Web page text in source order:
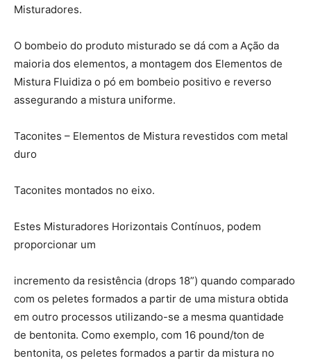
Misturadores.
O bombeio do produto misturado se dá com a Ação da
maioria dos elementos, a montagem dos Elementos de
Mistura Fluidiza o pó em bombeio positivo e reverso
assegurando a mistura uniforme.
Taconites – Elementos de Mistura revestidos com metal
duro
Taconites montados no eixo.
Estes Misturadores Horizontais Contínuos, podem
proporcionar um
incremento da resistência (drops 18”) quando comparado
com os peletes formados a partir de uma mistura obtida
em outro processos utilizando-se a mesma quantidade
de bentonita. Como exemplo, com 16 pound/ton de
bentonita, os peletes formados a partir da mistura no